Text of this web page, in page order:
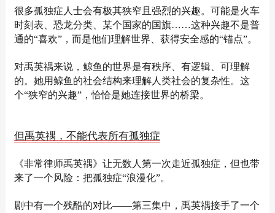
很多孤独症人士会有极其狭窄且强烈的兴趣。可能是火车
时刻表、恐龙分类、某个国家的国旗……这种兴趣不是普
通的“喜欢”，而是他们理解世界、获得安全感的“锚点”。
对禹英禑来说，鲸鱼的世界是有秩序、有逻辑、可理解
的。她用鲸鱼的社会结构来理解人类社会的复杂性。这
个“狭窄的兴趣”，恰恰是她连接世界的桥梁。
但禹英禑，不能代表所有孤独症
《非常律师禹英禑》让无数人第一次走近孤独症，但也带
来了一个风险：把孤独症“浪漫化”。
剧中有一个残酷的对比——第三集中，禹英禑接手了一个